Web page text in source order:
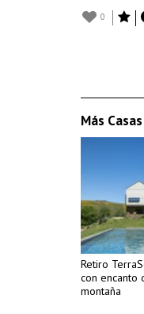
0
Más
Retiro
con encanto
montaña